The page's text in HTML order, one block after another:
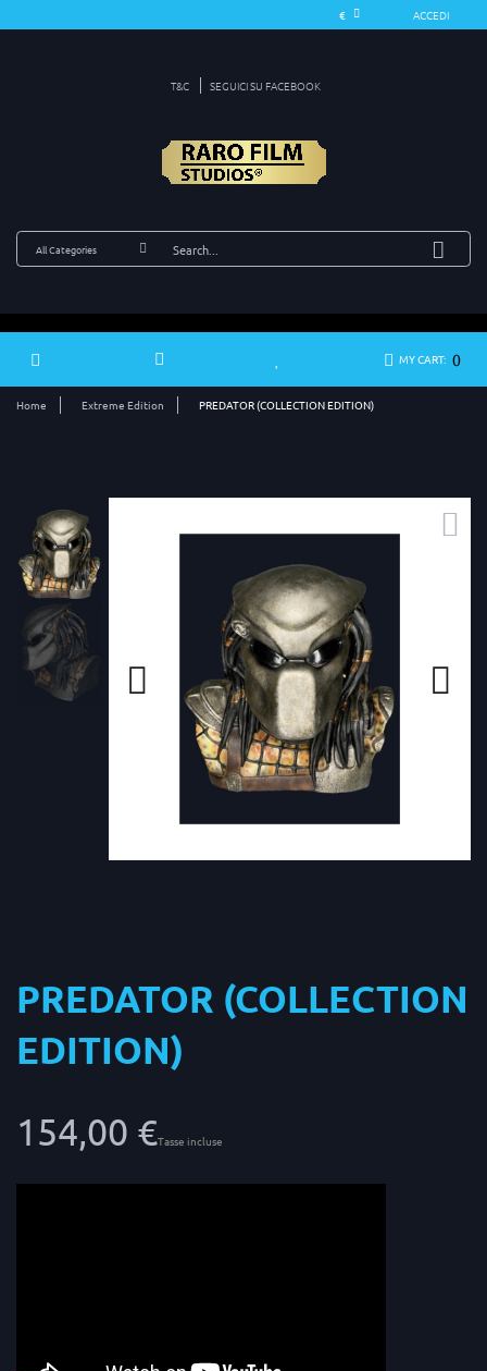
ACCEDI
T&C SEGUICI SU FACEBOOK
MY CART: 0
Home Extreme Edition PREDATOR (COLLECTION EDITION)
PREDATOR (COLLECTION
EDITION)
154,00 €Tasse incluse